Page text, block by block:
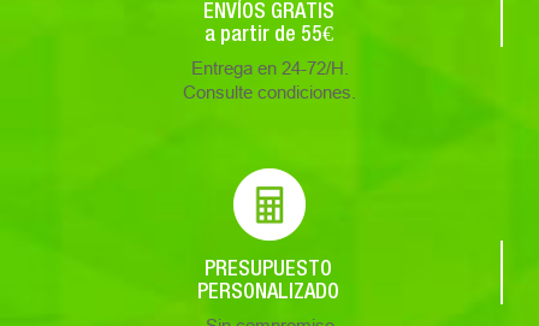
ENVÍOS GRATIS
a partir de 55€
Entrega en 24-72/H.
Consulte condiciones.
PRESUPUESTO
PERSONALIZADO